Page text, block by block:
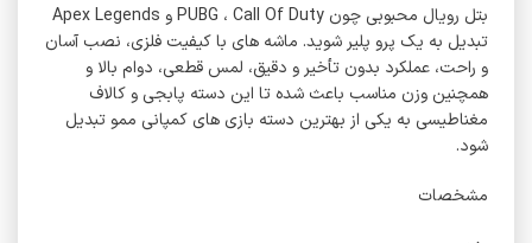
بتل رویال محبوبی چون PUBG ، Call Of Duty و Apex Legends
تبدیل به یک پرو پلیر شوید. ماشه های با کیفیت فلزی، نصب آسان
و راحت، عملکرد بدون تأخیر و دقیق، لمس قطعی، دوام بالا و
همچنین وزن مناسب باعث شده تا این دسته پابجی و کالاف
مغناطیسی به یکی از بهترین دسته بازی های کمپانی ممو تبدیل
شود.
مشخصات